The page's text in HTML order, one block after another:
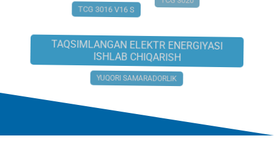
TCG 3016 V16 S
TCG 3020
TAQSIMLANGAN ELEKTR ENERGIYASI
ISHLAB CHIQARISH
YUQORI SAMARADORLIK